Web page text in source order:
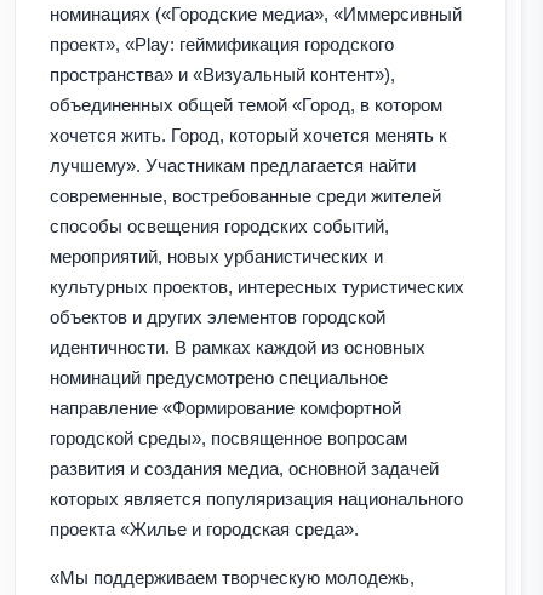
номинациях («Городские медиа», «Иммерсивный
проект», «Play: геймификация городского
пространства» и «Визуальный контент»),
объединенных общей темой «Город, в котором
хочется жить. Город, который хочется менять к
лучшему». Участникам предлагается найти
современные, востребованные среди жителей
способы освещения городских событий,
мероприятий, новых урбанистических и
культурных проектов, интересных туристических
объектов и других элементов городской
идентичности. В рамках каждой из основных
номинаций предусмотрено специальное
направление «Формирование комфортной
городской среды», посвященное вопросам
развития и создания медиа, основной задачей
которых является популяризация национального
проекта «Жилье и городская среда».
«Мы поддерживаем творческую молодежь,